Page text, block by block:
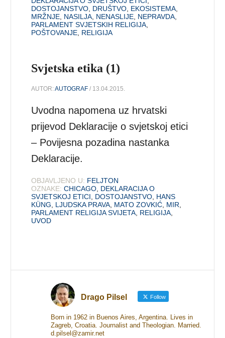
DOSTOJANSTVO, DRUŠTVO, EKOSISTEMA,
MRŽNJE, NASILJA, NENASLIJE, NEPRAVDA,
PARLAMENT SVJETSKIH RELIGIJA,
POŠTOVANJE, RELIGIJA
Svjetska etika (1)
AUTOR:AUTOGRAF / 13.04.2015.
Uvodna napomena uz hrvatski
prijevod Deklaracije o svjetskoj etici
– Povijesna pozadina nastanka
Deklaracije.
OBJAVLJENO U: FELJTON
OZNAKE: CHICAGO, DEKLARACIJA O
SVJETSKOJ ETICI, DOSTOJANSTVO, HANS
KÜNG, LJUDSKA PRAVA, MATO ZOVKIĆ, MIR,
PARLAMENT RELIGIJA SVIJETA, RELIGIJA,
UVOD
Drago Pilsel Follow
Born in 1962 in Buenos Aires, Argentina. Lives in
Zagreb, Croatia. Journalist and Theologian. Married.
d.pilsel@zamir.net